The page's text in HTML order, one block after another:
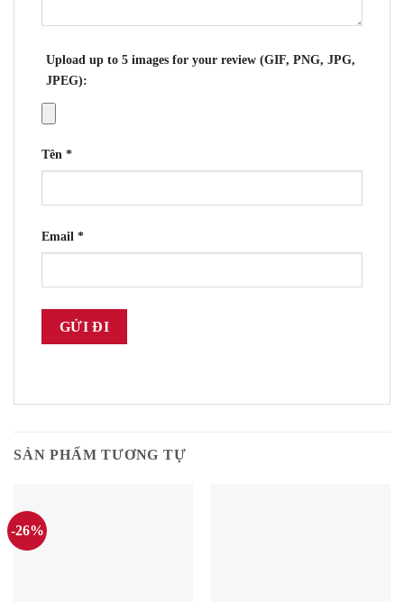
Upload up to 5 images for your review (GIF, PNG, JPG,
JPEG):
Tên *
Email *
SẢN PHẨM TƯƠNG TỰ
-26%